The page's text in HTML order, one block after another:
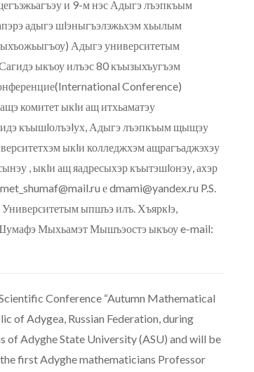
и 9-м нэс Адыгэ лъэпкъым
адыгэ шlэныгъэлэжьхэм хьылым
Адыгэ университетым
ыкъоу илъэс 80 къызыхъугъэм
Conference)
комитет ыкlи ащ итхьаматэу
къышlолъэlух, Адыгэ лъэпкъым щыщэу
ыкlи колледжхэм ащрагъаджэхэу
, ыкlи ащ яадресыхэр къытэшlонэу, ахэр
е dmami@yandex.ru P.S.
Университетым ыпшъэ илъ. Хъяркlэ,
Мыхьамэт Мышъэостэ ыкъоу e-mail:
Conference “Autumn Mathematical
of Adygea, Russian Federation, during
of Adyghe State University (ASU) and will be
first Adyghe mathematicians Professor